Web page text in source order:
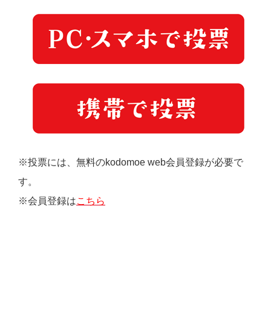
※投票には、無料のkodomoe web会員登録が必要で
す。
※会員登録はこちら